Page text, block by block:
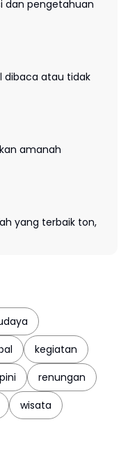
dan pengetahuan
dibaca atau tidak
amanah
yang terbaik ton,
kegiatan
renungan
wisata